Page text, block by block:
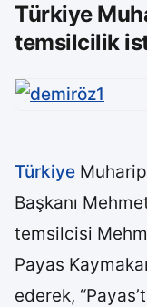
Türkiye
temsilcilik
Türkiye
Başkanı
temsilcisi
Payas
ederek,